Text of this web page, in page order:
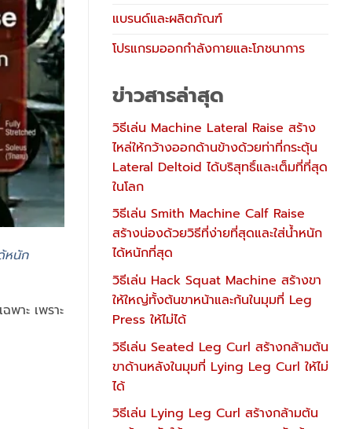
หนัก
าะ เพราะ
แบรนด์และผลิตภัณฑ์
โปรแกรมออกกำลังกายและโภชนาการ
ข่าวสารล่าสุด
วิธีเล่น Machine Lateral Raise สร้าง
ไหล่ให้กว้างออกด้านข้างด้วยท่าที่กระตุ้น
Lateral Deltoid ได้บริสุทธิ์และเต็มที่ที่สุด
ในโลก
วิธีเล่น Smith Machine Calf Raise
สร้างน่องด้วยวิธีที่ง่ายที่สุดและใส่น้ำหนัก
ได้หนักที่สุด
วิธีเล่น Hack Squat Machine สร้างขา
ให้ใหญ่ทั้งต้นขาหน้าและก้นในมุมที่ Leg
Press ให้ไม่ได้
วิธีเล่น Seated Leg Curl สร้างกล้ามต้น
ขาด้านหลังในมุมที่ Lying Leg Curl ให้ไม่
ได้
วิธีเล่น Lying Leg Curl สร้างกล้ามต้น